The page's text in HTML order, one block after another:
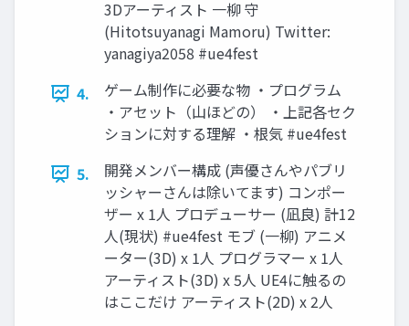
3Dアーティスト 一柳 守
(Hitotsuyanagi Mamoru) Twitter:
yanagiya2058 #ue4fest
4.
ゲーム制作に必要な物 ・プログラム
・アセット（山ほどの） ・上記各セク
ションに対する理解 ・根気 #ue4fest
5.
開発メンバー構成 (声優さんやパブリ
ッシャーさんは除いてます) コンポー
ザー x 1人 プロデューサー (凪良) 計12
人(現状) #ue4fest モブ (一柳) アニメ
ーター(3D) x 1人 プログラマー x 1人
アーティスト(3D) x 5人 UE4に触るの
はここだけ アーティスト(2D) x 2人